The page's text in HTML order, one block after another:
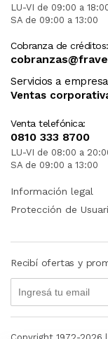
LU-VI de 09:00 a
SA de 09:00 a 13:00
Cobranza de créditos:
Servicios a
Ventas
Venta telefónica:
0810 333 8700
LU-VI de 08:00 a
SA de 09:00 a 13:00
Información legal
Protección de
Recibí ofertas y